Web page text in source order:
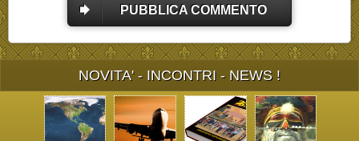
PUBBLICA COMMENTO
NOVITA' - INCONTRI - NEWS !